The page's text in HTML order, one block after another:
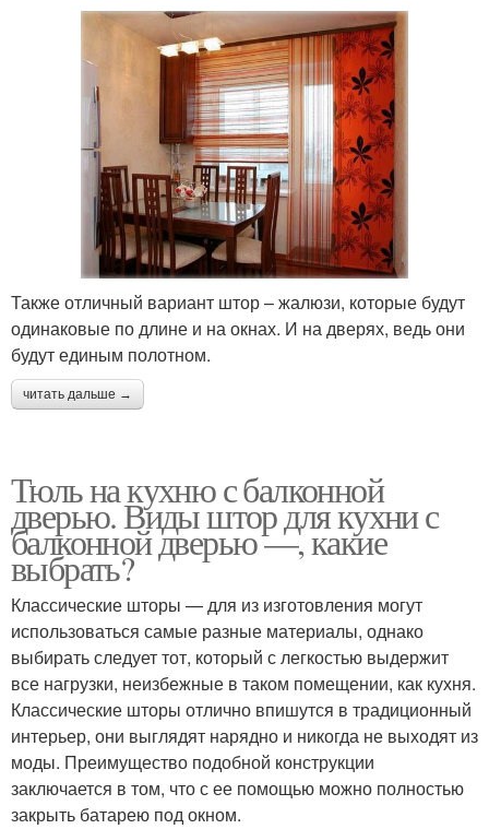
Также отличный вариант штор – жалюзи, которые будут
одинаковые по длине и на окнах. И на дверях, ведь они
будут единым полотном.
читать дальше →
Тюль на кухню с балконной
дверью. Виды штор для кухни с
балконной дверью —, какие
выбрать?
Классические шторы — для из изготовления могут
использоваться самые разные материалы, однако
выбирать следует тот, который с легкостью выдержит
все нагрузки, неизбежные в таком помещении, как кухня.
Классические шторы отлично впишутся в традиционный
интерьер, они выглядят нарядно и никогда не выходят из
моды. Преимущество подобной конструкции
заключается в том, что с ее помощью можно полностью
закрыть батарею под окном.